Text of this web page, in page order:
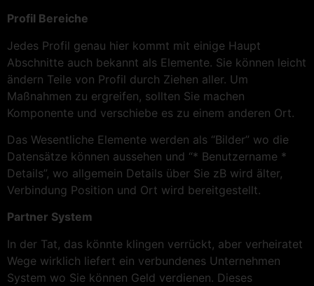
Profil Bereiche
Jedes Profil genau hier kommt mit einige Haupt
Abschnitte auch bekannt als Elemente. Sie können leicht
ändern Teile von Profil durch Ziehen aller. Um
Maßnahmen zu ergreifen, sollten Sie machen
Komponente und verschiebe es zu einem anderen Ort.
Das Wesentliche Elemente werden als “Bilder” wo die
Datensätze können aussehen und “* Benutzername *
Details”, wo allgemein Details über Sie zB wird älter,
Verbindung Position und Ort wird bereitgestellt.
Partner System
In der Tat, das könnte klingen verrückt, aber verheiratet
Wege wirklich liefert ein verbundenes Unternehmen
System wo Sie können Geld verdienen. Dieses